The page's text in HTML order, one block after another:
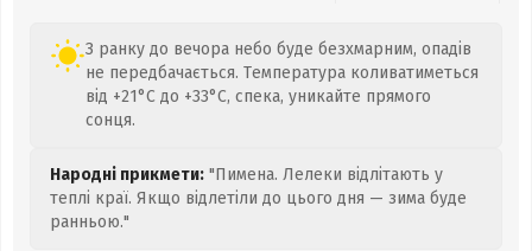
З ранку до вечора небо буде безхмарним, опадів
не передбачається. Температура коливатиметься
від +21°C до +33°C, спека, уникайте прямого
сонця.
Народні прикмети: "Пимена. Лелеки відлітають у
теплі краї. Якщо відлетіли до цього дня — зима буде
ранньою."